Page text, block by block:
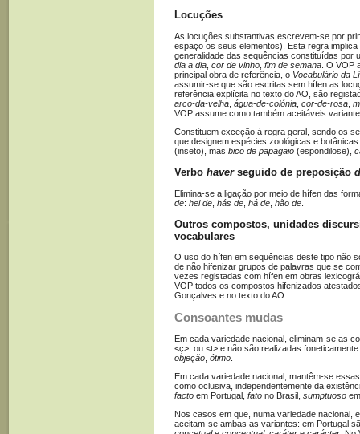
Locuções
As locuções substantivas escrevem-se por
espaço os seus elementos). Esta regra
generalidade das sequências constituídas por
dia a dia cor de vinho fim de semana . O
principal obra de referência, o Vocabulário da
assumir-se que são escritas sem hífen as
referência explícita no texto do AO, são
arco-da-velha água-de-colónia cor-de-rosa
VOP assume como também aceitáveis
Constituem exceção à regra geral, sendo os
que designem espécies zoológicas e
(inseto), mas bico de papagaio (espondilose),
Verbo haverseguido de preposição
Elimina-se a ligação por meio de hífen das
de: hei de hás de há de hão de
Outros compostos, unidades
vocabulares
O uso do hífen em sequências deste tipo não
de não hifenizar grupos de palavras que se
vezes registadas com hífen em obras
VOP todos os compostos hifenizados
Gonçalves e no texto do AO.
Consoantes mudas
Em cada variedade nacional, eliminam-se as
<ç>, ou <t> e não são realizadas
objeção ótimo
Em cada variedade nacional, mantêm-se
como oclusiva, independentemente da
facto em Portugal, fato no Brasil, sumptuoso
Nos casos em que, numa variedade nacional,
aceitam-se ambas as variantes: em Portugal